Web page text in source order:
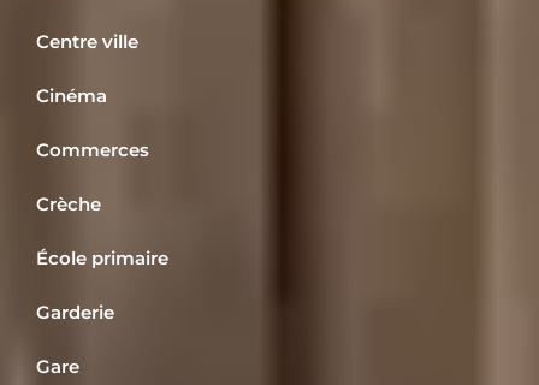
Centre ville
Cinéma
Commerces
Crèche
École primaire
Garderie
Gare